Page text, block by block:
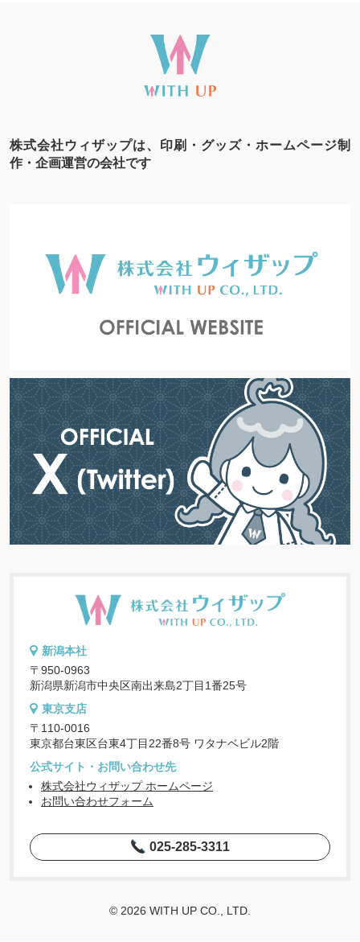
株式会社ウィザップは、印刷・グッズ・ホームページ制
作・企画運営の会社です
新潟本社
〒950-0963
新潟県新潟市中央区南出来島2丁目1番25号
東京支店
〒110-0016
東京都台東区台東4丁目22番8号 ワタナベビル2階
公式サイト・お問い合わせ先
株式会社ウィザップ ホームページ
お問い合わせフォーム
025-285-3311
© 2026 WITH UP CO., LTD.